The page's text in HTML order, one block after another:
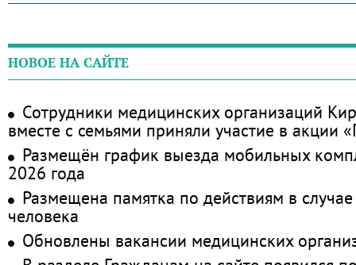
НОВОЕ НА САЙТЕ
Сотрудники медицинских организаций
вместе с семьями приняли участие в акции
Размещён график выезда мобильных
2026 года
Размещена памятка по действиям в
человека
Обновлены вакансии медицинских